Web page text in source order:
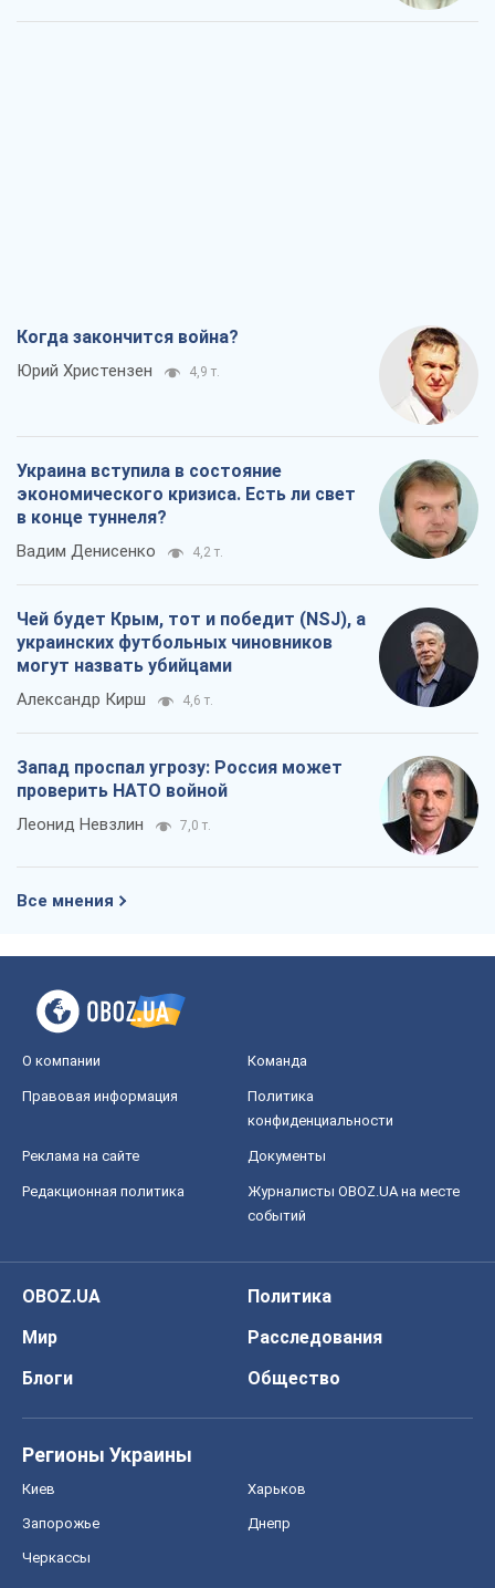
Когда закончится война?
Юрий Христензен 4,9 т.
Украина вступила в состояние
экономического кризиса. Есть ли свет
в конце туннеля?
Вадим Денисенко 4,2 т.
Чей будет Крым, тот и победит (NSJ), а
украинских футбольных чиновников
могут назвать убийцами
Александр Кирш 4,6 т.
Запад проспал угрозу: Россия может
проверить НАТО войной
Леонид Невзлин 7,0 т.
Все мнения
О компании Команда
Правовая информация
Политика
конфиденциальности
Реклама на сайте Документы
Редакционная политика
Журналисты OBOZ.UA на месте
событий
OBOZ.UA
Политика
Мир
Расследования
Блоги
Общество
Регионы Украины
Киев Харьков
Запорожье Днепр
Черкассы